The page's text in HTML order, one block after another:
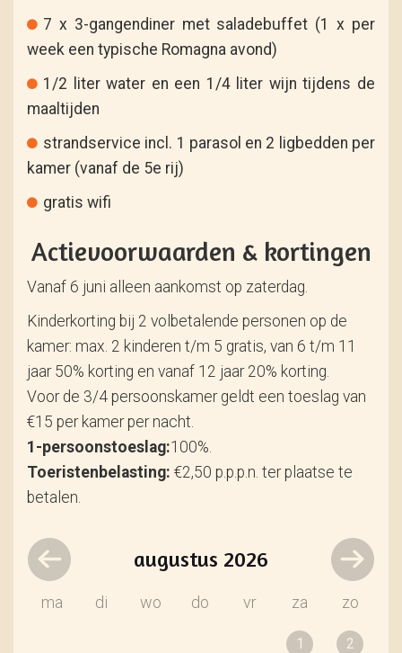
7 x 3-gangendiner met saladebuffet (1 x per
week een typische Romagna avond)
1/2 liter water en een 1/4 liter wijn tijdens de
maaltijden
strandservice incl. 1 parasol en 2 ligbedden per
kamer (vanaf de 5e rij)
gratis wifi
Actievoorwaarden & kortingen
Vanaf 6 juni alleen aankomst op zaterdag.
Kinderkorting bij 2 volbetalende personen op de
kamer: max. 2 kinderen t/m 5 gratis, van 6 t/m 11
jaar 50% korting en vanaf 12 jaar 20% korting.
Voor de 3/4 persoonskamer geldt een toeslag van
€15 per kamer per nacht.
1-persoonstoeslag:100%.
Toeristenbelasting: €2,50 p.p.p.n. ter plaatse te
betalen.
augustus 2026
ma di wo do vr za zo
1 2